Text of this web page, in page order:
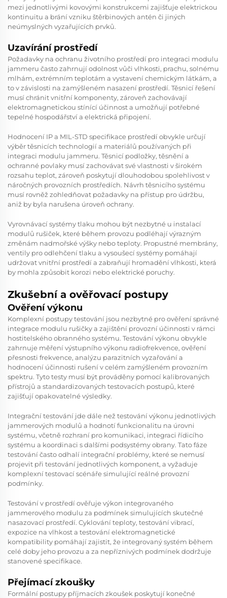
mezi jednotlivými kovovými konstrukcemi zajišťuje elektrickou
kontinuitu a brání vzniku štěrbinových antén či jiných
neúmyslných vyzařujících prvků.
Uzavírání prostředí
Požadavky na ochranu životního prostředí pro integraci modulu
jammeru často zahrnují odolnost vůči vlhkosti, prachu, solnému
mlhám, extrémním teplotám a vystavení chemickým látkám, a
to v závislosti na zamýšleném nasazení prostředí. Těsnicí řešení
musí chránit vnitřní komponenty, zároveň zachovávají
elektromagnetickou stínící účinnost a umožňují potřebné
tepelné hospodářství a elektrická připojení.
Hodnocení IP a MIL-STD specifikace prostředí obvykle určují
výběr těsnicích technologií a materiálů používaných při
integraci modulu jammeru. Těsnicí podložky, těsnění a
ochranné povlaky musí zachovávat své vlastnosti v širokém
rozsahu teplot, zároveň poskytují dlouhodobou spolehlivost v
náročných provozních prostředích. Návrh těsnicího systému
musí rovněž zohledňovat požadavky na přístup pro údržbu,
aniž by byla narušena úroveň ochrany.
Vyrovnávací systémy tlaku mohou být nezbytné u instalací
modulů rušiček, které během provozu podléhají výrazným
změnám nadmořské výšky nebo teploty. Propustné membrány,
ventily pro odlehčení tlaku a vysoušecí systémy pomáhají
udržovat vnitřní prostředí a zabraňují hromadění vlhkosti, která
by mohla způsobit korozi nebo elektrické poruchy.
Zkušební a ověřovací postupy
Ověření výkonu
Komplexní postupy testování jsou nezbytné pro ověření správné
integrace modulu rušičky a zajištění provozní účinnosti v rámci
hostitelského obranného systému. Testování výkonu obvykle
zahrnuje měření výstupního výkonu radiofrekvence, ověření
přesnosti frekvence, analýzu parazitních vyzařování a
hodnocení účinnosti rušení v celém zamýšleném provozním
spektru. Tyto testy musí být prováděny pomocí kalibrovaných
přístrojů a standardizovaných testovacích postupů, které
zajišťují opakovatelné výsledky.
Integrační testování jde dále než testování výkonu jednotlivých
jammerových modulů a hodnotí funkcionalitu na úrovni
systému, včetně rozhraní pro komunikaci, integraci řídicího
systému a koordinaci s dalšími podsystémy obrany. Tato fáze
testování často odhalí integrační problémy, které se nemusí
projevit při testování jednotlivých komponent, a vyžaduje
komplexní testovací scénáře simulující reálné provozní
podmínky.
Testování v prostředí ověřuje výkon integrovaného
jammerového modulu za podmínek simulujících skutečné
nasazovací prostředí. Cyklování teploty, testování vibrací,
expozice na vlhkost a testování elektromagnetické
kompatibility pomáhají zajistit, že integrovaný systém během
celé doby jeho provozu a za nepříznivých podmínek dodržuje
stanovené specifikace.
Přejímací zkoušky
Formální postupy příjmacích zkoušek poskytují konečné